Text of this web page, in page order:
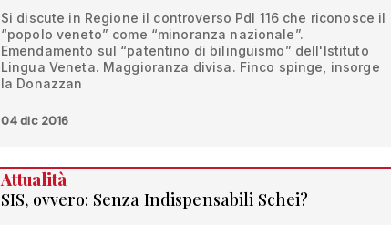
Si discute in Regione il controverso Pdl 116 che riconosce il
“popolo veneto” come “minoranza nazionale”.
Emendamento sul “patentino di bilinguismo” dell'Istituto
Lingua Veneta. Maggioranza divisa. Finco spinge, insorge
la Donazzan
04 dic 2016
Attualità
SIS, ovvero: Senza Indispensabili Schei?